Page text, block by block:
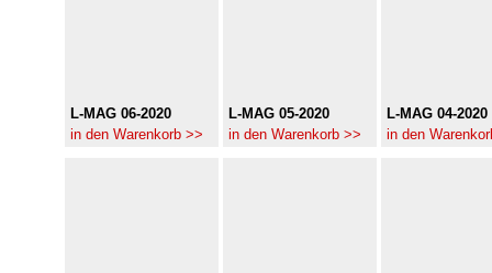
L-MAG 06-2020
in den Warenkorb >>
L-MAG 05-2020
in den Warenkorb >>
L-MAG 04-2020
in den